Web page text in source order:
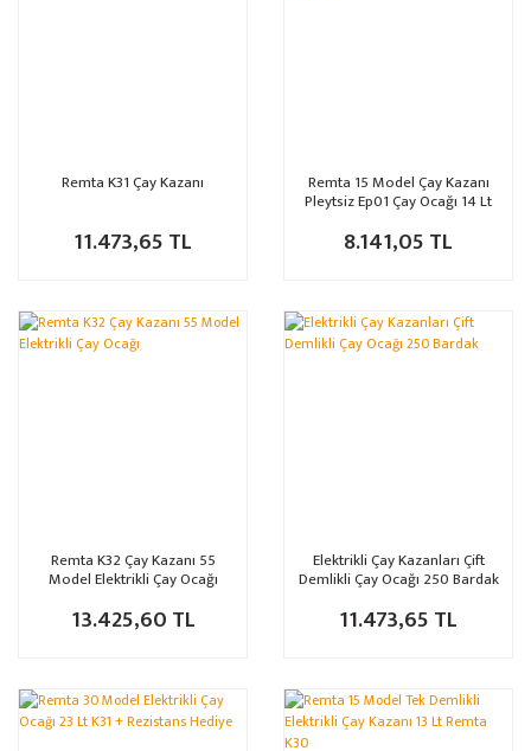
Remta K31 Çay Kazanı
11.473,65 TL
Remta 15 Model Çay Kazanı
Pleytsiz Ep01 Çay Ocağı 14 Lt
8.141,05 TL
Remta K32 Çay Kazanı 55
Model Elektrikli Çay Ocağı
13.425,60 TL
Elektrikli Çay Kazanları Çift
Demlikli Çay Ocağı 250 Bardak
11.473,65 TL